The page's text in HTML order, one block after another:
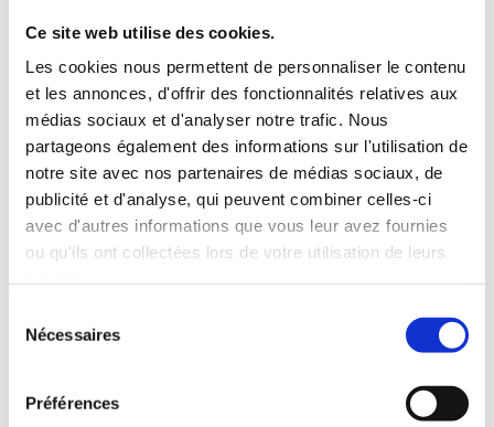
Ce site web utilise des cookies.
Les cookies nous permettent de personnaliser le contenu
et les annonces, d'offrir des fonctionnalités relatives aux
médias sociaux et d'analyser notre trafic. Nous
partageons également des informations sur l'utilisation de
notre site avec nos partenaires de médias sociaux, de
publicité et d'analyse, qui peuvent combiner celles-ci
avec d'autres informations que vous leur avez fournies
ou qu'ils ont collectées lors de votre utilisation de leurs
Nécessaires
Préférences
8Banque d’idées – assemblages mécaniques
9Assemblage par collage ou par ruban adhésif double face
10Assemblages soudés par fusion
Assemblages soudés par friction malaxage
12Tolérances des profilés
13Qualité de surface
14Usinage
Traitement de surface
16Corrosion
17Aspects économiques
18Banques de connaissances et partage
19Calculs des structures
Contenus
1L’aluminium, les profilés et Hydro
5Choisir le bon alliage